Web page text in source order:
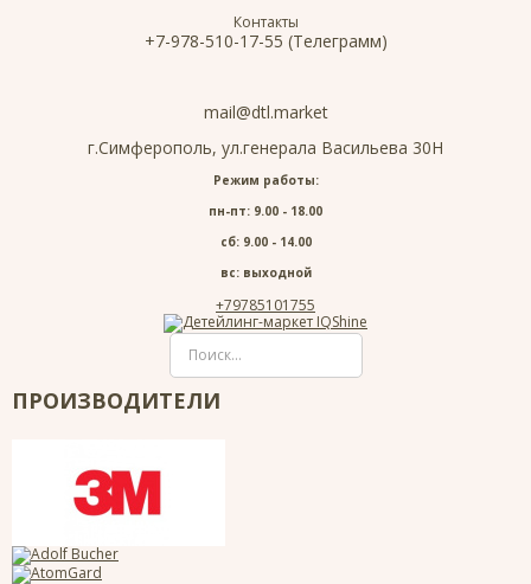
Контакты
+7-978-510-17-55 (Телеграмм)
mail@dtl.market
г.Симферополь, ул.генерала Васильева 30Н
Режим работы:
пн-пт: 9.00 - 18.00
сб: 9.00 - 14.00
вс: выходной
+79785101755
ПРОИЗВОДИТЕЛИ